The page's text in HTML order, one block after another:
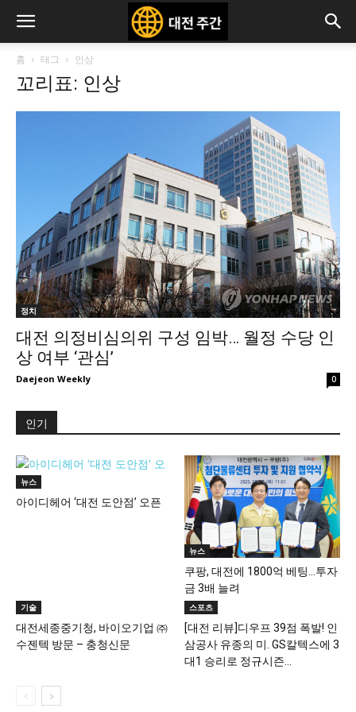
홈 태그 인상
꼬리표: 인상
정치
대전 의정비심의위 구성 임박… 월정 수당 인
상 여부 ‘관심’
Daejeon Weekly 0
인기
뉴스
아이디헤어 ‘대전 도안점’ 오픈
뉴스
쿠팡, 대전에 1800억 베팅…투자
금 3배 늘려
기술
대전세종중기청, 바이오기업 ㈜
수젠텍 방문 – 충청신문
스포츠
[대전 리뷰]디우프 39점 폭발! 인
삼공사 유종의 미. GS칼텍스에 3
대1 승리로 정규시즌...